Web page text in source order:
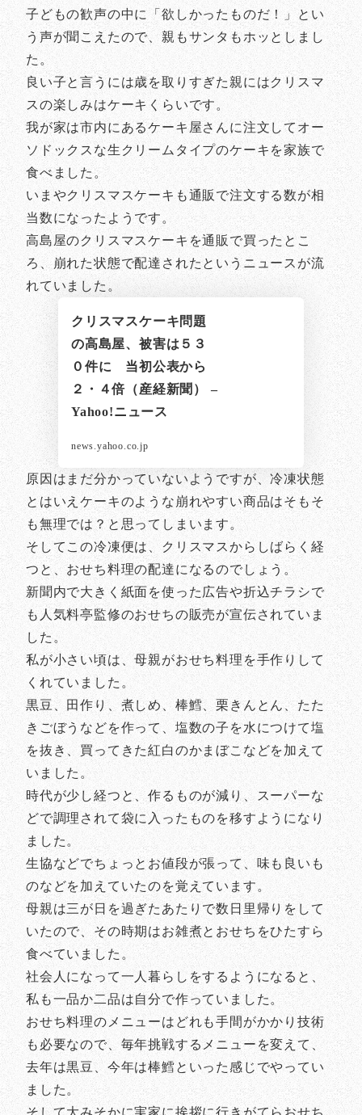
子どもの歓声の中に「欲しかったものだ！」とい
う声が聞こえたので、親もサンタもホッとしまし
た。
良い子と言うには歳を取りすぎた親にはクリスマ
スの楽しみはケーキくらいです。
我が家は市内にあるケーキ屋さんに注文してオー
ソドックスな生クリームタイプのケーキを家族で
食べました。
いまやクリスマスケーキも通販で注文する数が相
当数になったようです。
高島屋のクリスマスケーキを通販で買ったとこ
ろ、崩れた状態で配達されたというニュースが流
れていました。
クリスマスケーキ問題
の高島屋、被害は５３
０件に 当初公表から
２・４倍（産経新聞） –
Yahoo!ニュース
news.yahoo.co.jp
原因はまだ分かっていないようですが、冷凍状態
とはいえケーキのような崩れやすい商品はそもそ
も無理では？と思ってしまいます。
そしてこの冷凍便は、クリスマスからしばらく経
つと、おせち料理の配達になるのでしょう。
新聞内で大きく紙面を使った広告や折込チラシで
も人気料亭監修のおせちの販売が宣伝されていま
した。
私が小さい頃は、母親がおせち料理を手作りして
くれていました。
黒豆、田作り、煮しめ、棒鱈、栗きんとん、たた
きごぼうなどを作って、塩数の子を水につけて塩
を抜き、買ってきた紅白のかまぼこなどを加えて
いました。
時代が少し経つと、作るものが減り、スーパーな
どで調理されて袋に入ったものを移すようになり
ました。
生協などでちょっとお値段が張って、味も良いも
のなどを加えていたのを覚えています。
母親は三が日を過ぎたあたりで数日里帰りをして
いたので、その時期はお雑煮とおせちをひたすら
食べていました。
社会人になって一人暮らしをするようになると、
私も一品か二品は自分で作っていました。
おせち料理のメニューはどれも手間がかかり技術
も必要なので、毎年挑戦するメニューを変えて、
去年は黒豆、今年は棒鱈といった感じでやってい
ました。